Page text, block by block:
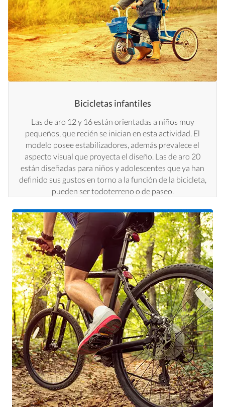
Bicicletas infantiles
Las de aro 12 y 16 están orientadas a niños muy
pequeños, que recién se inician en esta actividad. El
modelo posee estabilizadores, además prevalece el
aspecto visual que proyecta el diseño. Las de aro 20
están diseñadas para niños y adolescentes que ya han
definido sus gustos en torno a la función de la bicicleta,
pueden ser todoterreno o de paseo.